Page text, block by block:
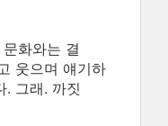
화와는 결
웃으며 얘기하
. 그래. 까짓